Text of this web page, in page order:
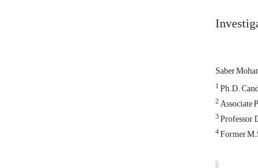
Saber
1Ph.D.
2Associate
3Professor,
4Former